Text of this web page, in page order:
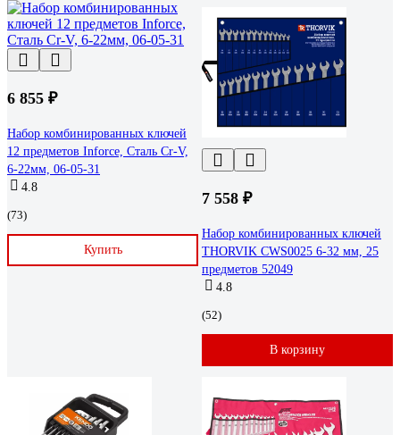
6 855 ₽
Набор комбинированных ключей
12 предметов Inforce, Сталь Cr-V,
6-22мм, 06-05-31
4.8
(73)
Купить
7 558 ₽
Набор комбинированных ключей
THORVIK CWS0025 6-32 мм, 25
предметов 52049
4.8
(52)
В корзину